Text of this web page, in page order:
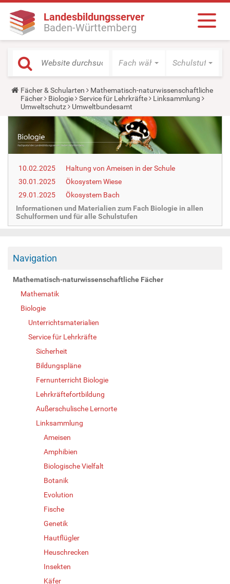
Landesbildungsserver
Baden-Württemberg
Fach wählen Schulstufe
Y
o
u
a
h
e
r
:
Fächer & Schularten
Mathematisch-naturwissenschaftliche
Fächer
Biologie Service für Lehrkräfte
Linksammlung
Umweltschutz
Umweltbundesamt
10.02.2025
Haltung von Ameisen in der Schule
30.01.2025
Ökosystem Wiese
29.01.2025
Ökosystem Bach
Informationen und Materialien zum Fach Biologie in allen
Schulformen und für alle Schulstufen
Navigation
Mathematisch-naturwissenschaftliche Fächer
Mathematik
Biologie
Unterrichtsmaterialien
Service für Lehrkräfte
Sicherheit
Bildungspläne
Fernunterricht Biologie
Lehrkräftefortbildung
Außerschulische Lernorte
Linksammlung
Ameisen
Amphibien
Biologische Vielfalt
Botanik
Evolution
Fische
Genetik
Hautflügler
Heuschrecken
Insekten
Käfer